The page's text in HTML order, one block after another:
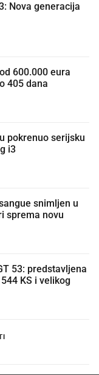
Nova generacija
405 dana
pokrenuo serijsku
i3
snimljen u
sprema novu
53: predstavljena
KS i velikog